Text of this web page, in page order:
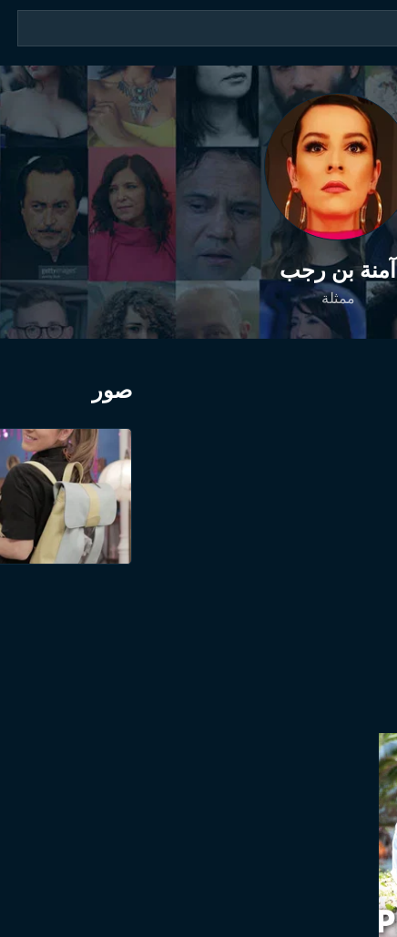
آمنة بن رجب
ممثلة
صور